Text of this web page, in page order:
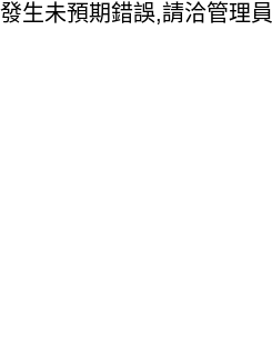
發生未預期錯誤,請洽管理員